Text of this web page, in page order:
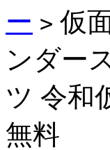
ー > 仮
ンダー
ツ 令和
無料